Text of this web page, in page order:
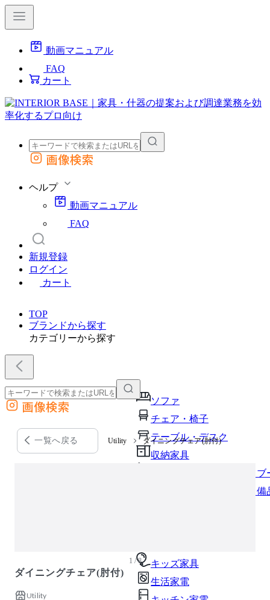
動画マニュアル
FAQ
カート
外部サイトの商品をカートに追加
画像検索
ヘルプ
動画マニュアル
FAQ
新規登録
ログイン
カート
TOP
ブランドから探す
カテゴリーから探す
ソファ
チェア・椅子
テーブル・デスク
収納家具
パーソナルブース・集中ブ
オフィスアクセサリー・備
キッズ家具
生活家電
外部サイトの商品をカートに追加
他のサイトで見つけた商品ページのURLを貼り付けて、カートに追加できます
画像検索
一覧へ戻る Utility ダイニングチェア(肘付)
1 / 8
ダイニングチェア(肘付)
Utility